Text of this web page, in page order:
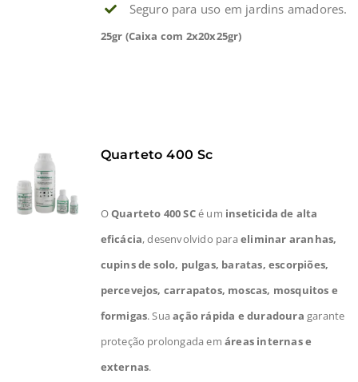
Seguro para uso em jardins amadores.
25gr (Caixa com 2x20x25gr)
Quarteto 400 Sc
OQuarteto 400 SCé um inseticida de alta
eficácia, desenvolvido para eliminar aranhas,
cupins de solo, pulgas, baratas, escorpiões,
percevejos, carrapatos, moscas, mosquitos e
formigas. Suaação rápida e duradoura garante
proteção prolongada emáreas internas e
externas.